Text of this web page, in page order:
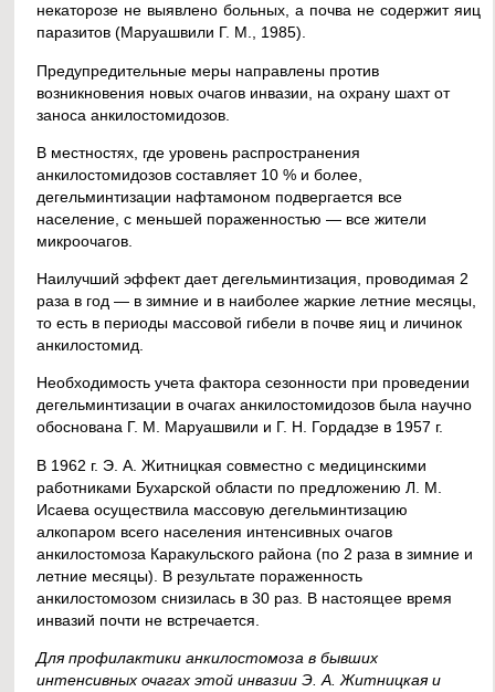
некаторозе не выявлено больных, а почва не содержит яиц
паразитов (Маруашвили Г. М., 1985).
Предупредительные меры направлены против
возникновения новых очагов инвазии, на охрану шахт от
заноса анкилостомидозов.
В местностях, где уровень распространения
анкилостомидозов составляет 10 % и более,
дегельминтизации нафтамоном подвергается все
население, с меньшей пораженностью — все жители
микроочагов.
Наилучший эффект дает дегельминтизация, проводимая 2
раза в год — в зимние и в наиболее жаркие летние месяцы,
то есть в периоды массовой гибели в почве яиц и личинок
анкилостомид.
Необходимость учета фактора сезонности при проведении
дегельминтизации в очагах анкилостомидозов была научно
обоснована Г. М. Маруашвили и Г. Н. Гордадзе в 1957 г.
В 1962 г. Э. А. Житницкая совместно с медицинскими
работниками Бухарской области по предложению Л. М.
Исаева осуществила массовую дегельминтизацию
алкопаром всего населения интенсивных очагов
анкилостомоза Каракульского района (по 2 раза в зимние и
летние месяцы). В результате пораженность
анкилостомозом снизилась в 30 раз. В настоящее время
инвазий почти не встречается.
Для профилактики анкилостомоза в бывших
интенсивных очагах этой инвазии Э. А. Житницкая и